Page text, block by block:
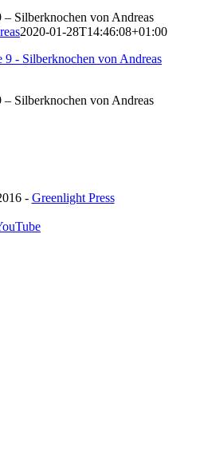
Silberknochen von Andreas
2020-01-28T14:46:08+01:00
Silberknochen von Andreas
- Greenlight Press